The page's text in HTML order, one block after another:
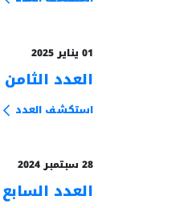
01 يناير 2025
العدد
استكشف العدد
28 سبتمبر 2024
العدد